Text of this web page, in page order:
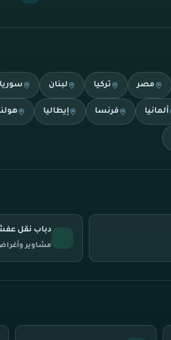
مصر تركيا لبنان سوريا
ألمانيا فرنسا إيطاليا
دباب نقل
مشاوير